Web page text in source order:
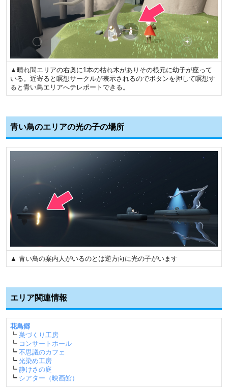
▲晴れ間エリアの右奥に1本の枯れ木がありその根元に幼子が座って
いる。近寄ると瞑想サークルが表示されるのでボタンを押して瞑想す
ると青い鳥エリアへテレポートできる。
青い鳥のエリアの光の子の場所
▲ 青い鳥の案内人がいるのとは逆方向に光の子がいます
エリア関連情報
花鳥郷
┗ 巣づくり工房
┗ コンサートホール
┗ 不思議のカフェ
┗ 光染め工房
┗ 静けさの庭
┗ シアター（映画館）